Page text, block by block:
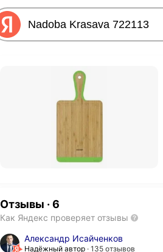
Отзывы · 6
Как Яндекс проверяет отзывы
Александр Исайченков
Надёжный автор 135 отзывов